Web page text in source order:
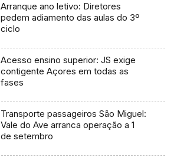
Arranque ano letivo: Diretores
pedem adiamento das aulas do 3º
ciclo
Acesso ensino superior: JS exige
contigente Açores em todas as
fases
Transporte passageiros São Miguel:
Vale do Ave arranca operação a 1
de setembro